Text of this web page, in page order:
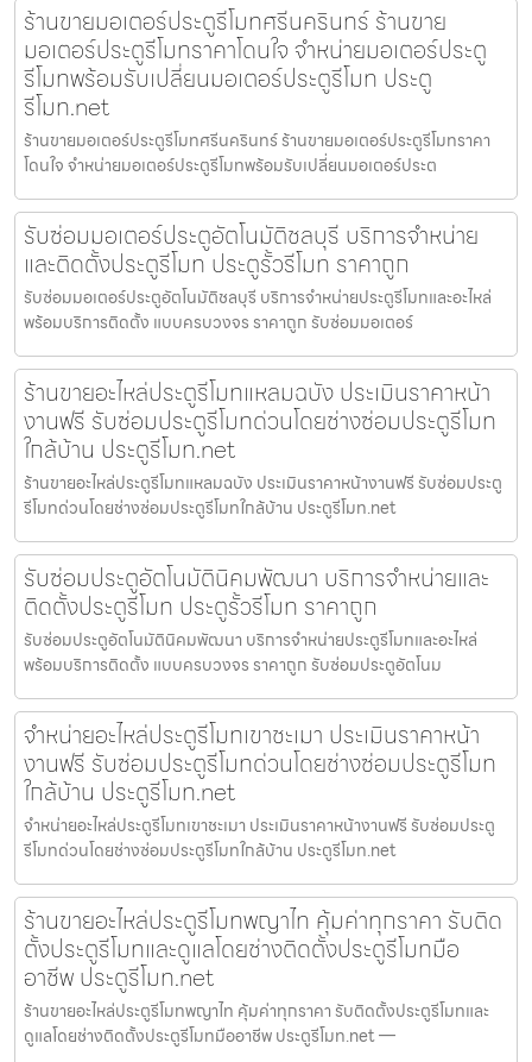
ร้านขายมอเตอร์ประตูรีโมทศรีนครินทร์ ร้านขาย
มอเตอร์ประตูรีโมทราคาโดนใจ จำหน่ายมอเตอร์ประตู
รีโมทพร้อมรับเปลี่ยนมอเตอร์ประตูรีโมท ประตู
รีโมท.net
ร้านขายมอเตอร์ประตูรีโมทศรีนครินทร์ ร้านขายมอเตอร์ประตูรีโมทราคา
โดนใจ จำหน่ายมอเตอร์ประตูรีโมทพร้อมรับเปลี่ยนมอเตอร์ประต
รับซ่อมมอเตอร์ประตูอัตโนมัติชลบุรี บริการจำหน่าย
และติดตั้งประตูรีโมท ประตูรั้วรีโมท ราคาถูก
รับซ่อมมอเตอร์ประตูอัตโนมัติชลบุรี บริการจำหน่ายประตูรีโมทและอะไหล่
พร้อมบริการติดตั้ง แบบครบวงจร ราคาถูก รับซ่อมมอเตอร์
ร้านขายอะไหล่ประตูรีโมทแหลมฉบัง ประเมินราคาหน้า
งานฟรี รับซ่อมประตูรีโมทด่วนโดยช่างซ่อมประตูรีโมท
ใกล้บ้าน ประตูรีโมท.net
ร้านขายอะไหล่ประตูรีโมทแหลมฉบัง ประเมินราคาหน้างานฟรี รับซ่อมประตู
รีโมทด่วนโดยช่างซ่อมประตูรีโมทใกล้บ้าน ประตูรีโมท.net
รับซ่อมประตูอัตโนมัตินิคมพัฒนา บริการจำหน่ายและ
ติดตั้งประตูรีโมท ประตูรั้วรีโมท ราคาถูก
รับซ่อมประตูอัตโนมัตินิคมพัฒนา บริการจำหน่ายประตูรีโมทและอะไหล่
พร้อมบริการติดตั้ง แบบครบวงจร ราคาถูก รับซ่อมประตูอัตโนม
จำหน่ายอะไหล่ประตูรีโมทเขาชะเมา ประเมินราคาหน้า
งานฟรี รับซ่อมประตูรีโมทด่วนโดยช่างซ่อมประตูรีโมท
ใกล้บ้าน ประตูรีโมท.net
จำหน่ายอะไหล่ประตูรีโมทเขาชะเมา ประเมินราคาหน้างานฟรี รับซ่อมประตู
รีโมทด่วนโดยช่างซ่อมประตูรีโมทใกล้บ้าน ประตูรีโมท.net
ร้านขายอะไหล่ประตูรีโมทพญาไท คุ้มค่าทุกราคา รับติด
ตั้งประตูรีโมทและดูแลโดยช่างติดตั้งประตูรีโมทมือ
อาชีพ ประตูรีโมท.net
ร้านขายอะไหล่ประตูรีโมทพญาไท คุ้มค่าทุกราคา รับติดตั้งประตูรีโมทและ
ดูแลโดยช่างติดตั้งประตูรีโมทมืออาชีพ ประตูรีโมท.net —